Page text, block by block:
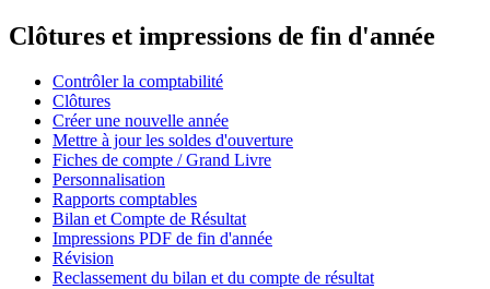
Clôtures et impressions de fin d'année
Contrôler la comptabilité
Clôtures
Créer une nouvelle année
Mettre à jour les soldes d'ouverture
Fiches de compte / Grand Livre
Personnalisation
Rapports comptables
Bilan et Compte de Résultat
Impressions PDF de fin d'année
Révision
Reclassement du bilan et du compte de résultat